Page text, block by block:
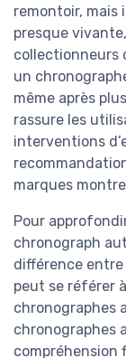
remontoir, mais
presque
collectionneurs
un
même après
rassure les
interventions
marques
Pour
chronograph
différence
peut se référer
chronographes
chronographes
compréhension